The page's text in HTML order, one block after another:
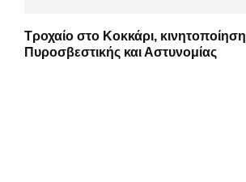
Τροχαίο στο Κοκκάρι, κινητοποίηση
Πυροσβεστικής και Αστυνομίας